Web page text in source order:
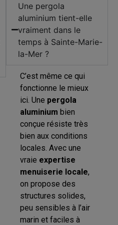
Une pergola
aluminium tient-elle
vraiment dans le
temps à Sainte-Marie-
la-Mer ?
C’est même ce qui
fonctionne le mieux
ici. Une pergola
aluminium bien
conçue résiste très
bien aux conditions
locales. Avec une
vraie expertise
menuiserie locale,
on propose des
structures solides,
peu sensibles à l’air
marin et faciles à